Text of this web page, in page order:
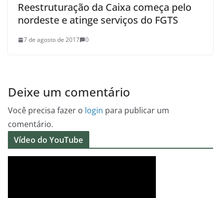
Reestruturação da Caixa começa pelo
nordeste e atinge serviços do FGTS
7 de agosto de 2017 0
Deixe um comentário
Você precisa fazer o login para publicar um
comentário.
Vídeo do YouTube